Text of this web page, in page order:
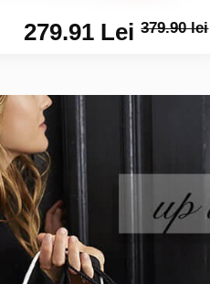
279.91 Lei379.90 lei